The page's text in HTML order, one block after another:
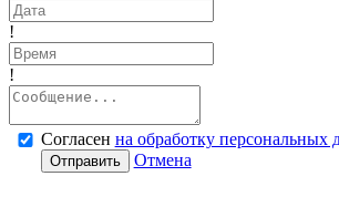
!
!
Согласен на обработку персональных
Отправить Отмена